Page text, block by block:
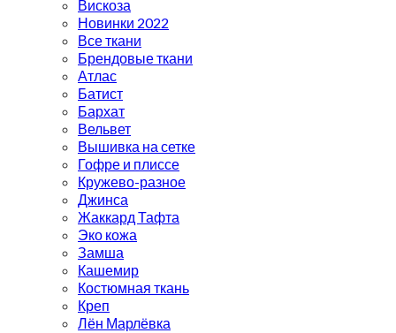
Вискоза
Новинки 2022
Все ткани
Брендовые ткани
Атлас
Батист
Бархат
Вельвет
Вышивка на сетке
Гофре и плиссе
Кружево-разное
Джинса
Жаккард Тафта
Эко кожа
Замша
Кашемир
Костюмная ткань
Креп
Лён Марлёвка